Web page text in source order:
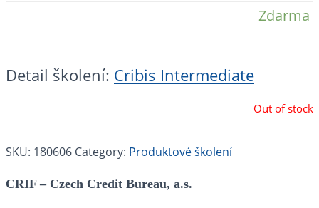
Zdarma
Detail školení: Cribis Intermediate
Out of stock
SKU: 180606 Category: Produktové školení
CRIF – Czech Credit Bureau, a.s.